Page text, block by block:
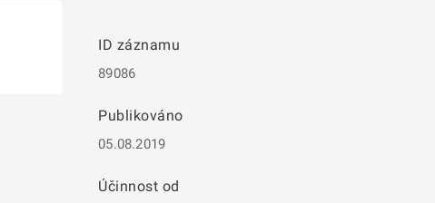
ID záznamu
89086
Publikováno
05.08.2019
Účinnost od